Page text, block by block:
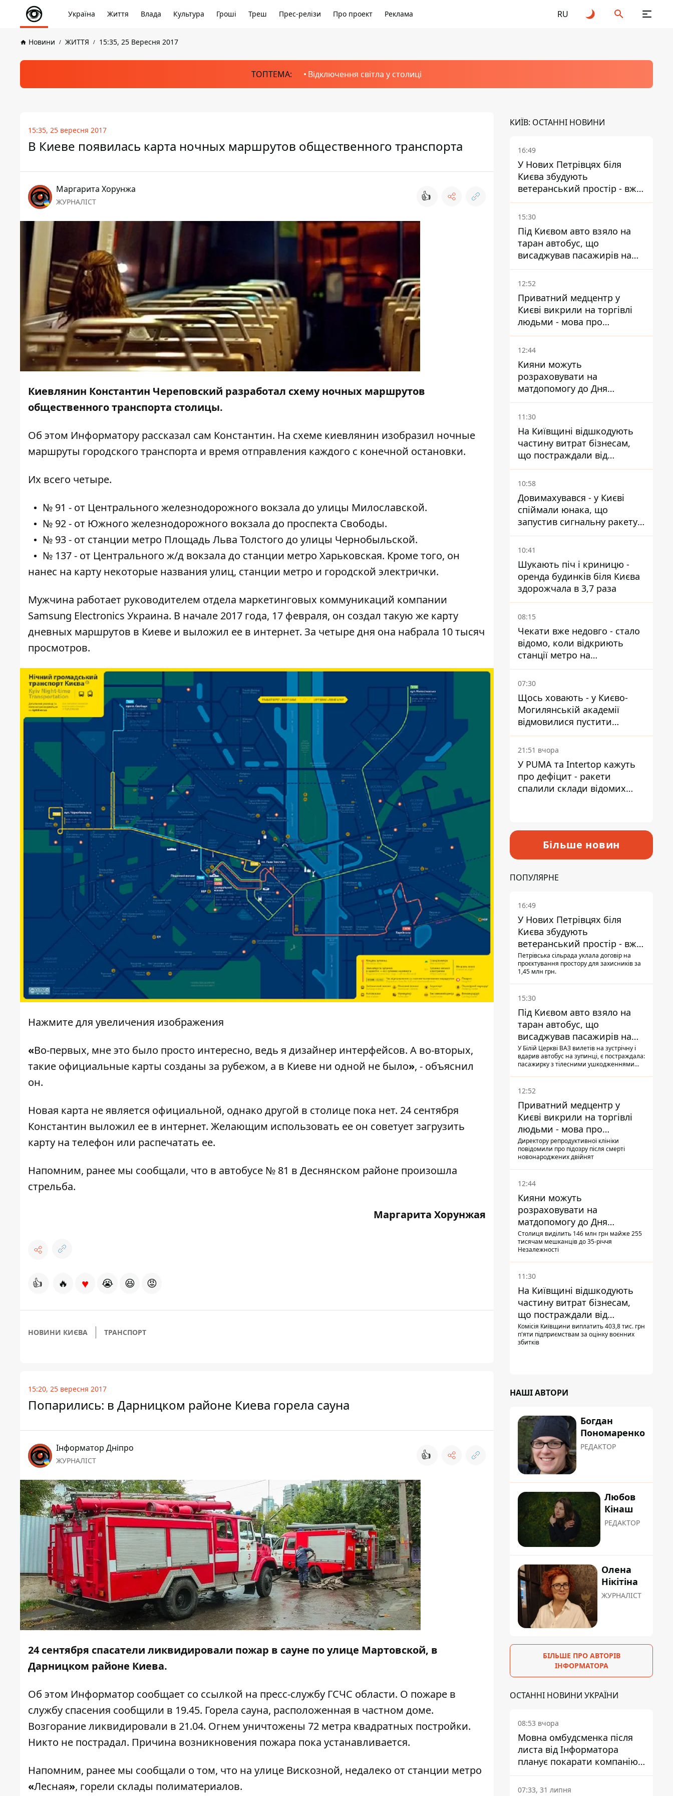
Україна Життя Влада Культура Гроші Треш Прес-релізи Про проект Реклама RU
Новини ЖИТТЯ 15:35, 25 Вересня 2017
ТОПТЕМА: Відключення світла у столиці
15:35, 25 вересня 2017
В Киеве появилась карта ночных маршрутов общественного транспорта
Маргарита Хорунжа
ЖУРНАЛІСТ 👍
Киевлянин Константин Череповский разработал схему ночных маршрутов
общественного транспорта столицы.
Об этом Информатору рассказал сам Константин. На схеме киевлянин изобразил ночные
маршруты городского транспорта и время отправления каждого с конечной остановки.
Их всего четыре.
№ 91 - от Центрального железнодорожного вокзала до улицы Милославской.
№ 92 - от Южного железнодорожного вокзала до проспекта Свободы.
№ 93 - от станции метро Площадь Льва Толстого до улицы Чернобыльской.
№ 137 - от Центрального ж/д вокзала до станции метро Харьковская. Кроме того, он
нанес на карту некоторые названия улиц, станции метро и городской электрички.
Мужчина работает руководителем отдела маркетинговых коммуникаций компании
Samsung Electronics Украина. В начале 2017 года, 17 февраля, он создал такую же карту
дневных маршрутов в Киеве и выложил ее в интернет. За четыре дня она набрала 10 тысяч
просмотров.
Нажмите для увеличения изображения
«Во-первых, мне это было просто интересно, ведь я дизайнер интерфейсов. А во-вторых,
такие официальные карты созданы за рубежом, а в Киеве ни одной не было», - объяснил
он.
Новая карта не является официальной, однако другой в столице пока нет. 24 сентября
Константин выложил ее в интернет. Желающим использовать ее он советует загрузить
карту на телефон или распечатать ее.
Напомним, ранее мы сообщали, что в автобусе № 81 в Деснянском районе произошла
стрельба.
Маргарита Хорунжая
👍 🔥 ♥ 😭 😆 😡
НОВИНИ КИЄВА ТРАНСПОРТ
15:20, 25 вересня 2017
Попарились: в Дарницком районе Киева горела сауна
Інформатор Дніпро
ЖУРНАЛІСТ 👍
24 сентября спасатели ликвидировали пожар в сауне по улице Мартовской, в
Дарницком районе Киева.
Об этом Информатор сообщает со ссылкой на пресс-службу ГСЧС области. О пожаре в
службу спасения сообщили в 19.45. Горела сауна, расположенная в частном доме.
Возгорание ликвидировали в 21.04. Огнем уничтожены 72 метра квадратных постройки.
Никто не пострадал. Причина возникновения пожара пока устанавливается.
Напомним, ранее мы сообщали о том, что на улице Вискозной, недалеко от станции метро
«Лесная», горели склады полиматериалов.
КИЇВ: ОСТАННІ НОВИНИ
16:49
У Нових Петрівцях біля
Києва збудують
ветеранський простір - вже
знайшли проєктанта
15:30
Під Києвом авто взяло на
таран автобус, що
висаджував пасажирів на
зупинці - пасажирка в
лікарні
12:52
Приватний медцентр у
Києві викрили на торгівлі
людьми - мова про
сурогатне материнство
12:44
Кияни можуть
розраховувати на
матдопомогу до Дня
незалежності - кому її
дадуть
11:30
На Київщині відшкодують
частину витрат бізнесам,
що постраждали від
прильотів ракет
10:58
Довимахувався - у Києві
спіймали юнака, що
запустив сигнальну ракету,
аби потішити дівчат
10:41
Шукають піч і криницю -
оренда будинків біля Києва
здорожчала в 3,7 раза
08:15
Чекати вже недовго - стало
відомо, коли відкриють
станції метро на
Виноградарі
07:30
Щось ховають - у Києво-
Могилянській академії
відмовилися пустити
комісію з охорони пам'яток
на територію
21:51 вчора
У PUMA та Intertop кажуть
про дефіцит - ракети
спалили склади відомих
Більше новин
ПОПУЛЯРНЕ
16:49
У Нових Петрівцях біля
Києва збудують
ветеранський простір - вже
знайшли проєктанта
Петрівська сільрада уклала договір на
проєктування простору для захисників за
1,45 млн грн.
15:30
Під Києвом авто взяло на
таран автобус, що
висаджував пасажирів на
зупинці - пасажирка в
лікарні
У Білій Церкві ВАЗ вилетів на зустрічну і
вдарив автобус на зупинці, є постраждала:
пасажирку з тілесними ушкодженнями
12:52
Приватний медцентр у
Києві викрили на торгівлі
людьми - мова про
сурогатне материнство
Директору репродуктивної клініки
повідомили про підозру після смерті
новонароджених двійнят
12:44
Кияни можуть
розраховувати на
матдопомогу до Дня
незалежності - кому її
дадуть
Столиця виділить 146 млн грн майже 255
тисячам мешканців до 35-річчя
Незалежності
11:30
На Київщині відшкодують
частину витрат бізнесам,
що постраждали від
прильотів ракет
Комісія Київщини виплатить 403,8 тис. грн
п'яти підприємствам за оцінку воєнних
збитків
НАШІ АВТОРИ
Богдан
Пономаренко
РЕДАКТОР
Любов
Кінаш
РЕДАКТОР
Олена
Нікітіна
ЖУРНАЛІСТ
БІЛЬШЕ ПРО АВТОРІВ
ІНФОРМАТОРА
ОСТАННІ НОВИНИ УКРАЇНИ
08:53 вчора
Мовна омбудсменка після
листа від Інформатора
планує покарати компанію-
підрядника ПриватБанку
07:33, 31 липня